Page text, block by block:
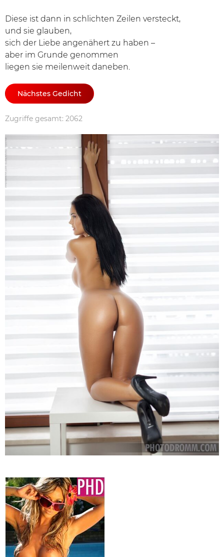
Diese ist dann in schlichten Zeilen versteckt,
und sie glauben,
sich der Liebe angenähert zu haben –
aber im Grunde genommen
liegen sie meilenweit daneben.
Nächstes Gedicht
Zugriffe gesamt: 2062